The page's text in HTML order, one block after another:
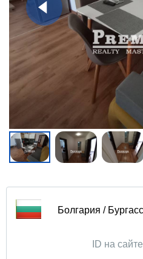
Болгария /
ID на